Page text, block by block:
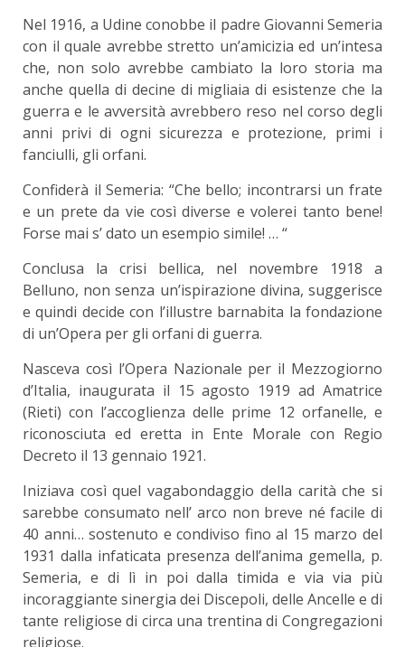
Nel 1916, a Udine conobbe il padre Giovanni Semeria
con il quale avrebbe stretto un’amicizia ed un’intesa
che, non solo avrebbe cambiato la loro storia ma
anche quella di decine di migliaia di esistenze che la
guerra e le avversità avrebbero reso nel corso degli
anni privi di ogni sicurezza e protezione, primi i
fanciulli, gli orfani.
Confiderà il Semeria: “Che bello; incontrarsi un frate
e un prete da vie così diverse e volerei tanto bene!
Forse mai s’ dato un esempio simile! … “
Conclusa la crisi bellica, nel novembre 1918 a
Belluno, non senza un’ispirazione divina, suggerisce
e quindi decide con l’illustre barnabita la fondazione
di un’Opera per gli orfani di guerra.
Nasceva così l’Opera Nazionale per il Mezzogiorno
d’Italia, inaugurata il 15 agosto 1919 ad Amatrice
(Rieti) con l’accoglienza delle prime 12 orfanelle, e
riconosciuta ed eretta in Ente Morale con Regio
Decreto il 13 gennaio 1921.
Iniziava così quel vagabondaggio della carità che si
sarebbe consumato nell’ arco non breve né facile di
40 anni… sostenuto e condiviso fino al 15 marzo del
1931 dalla infaticata presenza dell’anima gemella, p.
Semeria, e di lì in poi dalla timida e via via più
incoraggiante sinergia dei Discepoli, delle Ancelle e di
tante religiose di circa una trentina di Congregazioni
religiose.